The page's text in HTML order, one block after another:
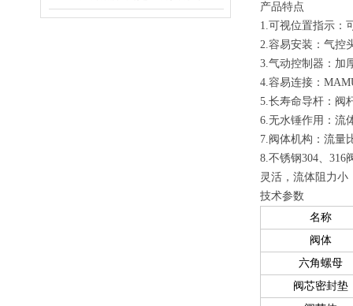
产品特点
1.可视位置指示：
2.容易安装：气控
3.气动控制器：加
4.容易连接：
5.长寿命导杆：阀
6.无水锤作用：流
7.阀体机构：流量
8.不锈钢304、
灵活，流体阻力小
技术参数
名称
阀体
六角螺母
阀芯密封垫